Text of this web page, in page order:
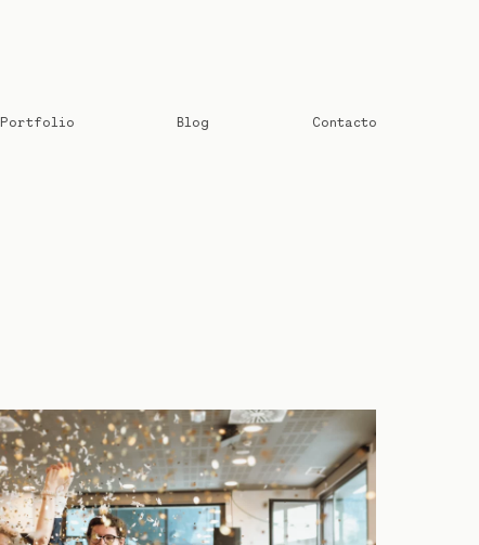
Portfolio Blog Contacto